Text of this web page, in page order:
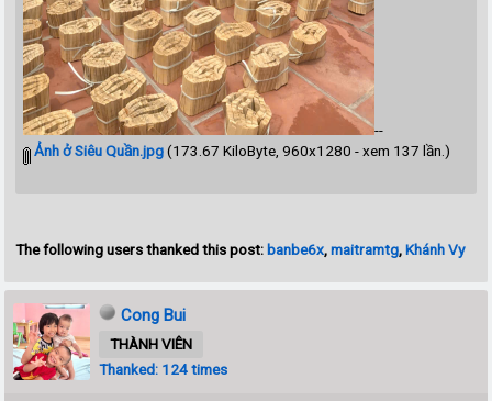
--
Ảnh ở Siêu Quần.jpg(173.67 KiloByte, 960x1280 - xem 137 lần.)
The following users thanked this post: banbe6x,maitramtg,Khánh Vy
Cong Bui
THÀNH VIÊN
Thanked: 124 times